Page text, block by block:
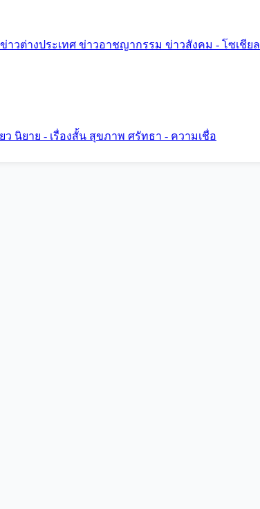
ข่าวต่างประเทศ ข่าวอาชญากรรม ข่าวสังคม - โซเชียล
ว นิยาย - เรื่องสั้น สุขภาพ ศรัทธา - ความเชื่อ